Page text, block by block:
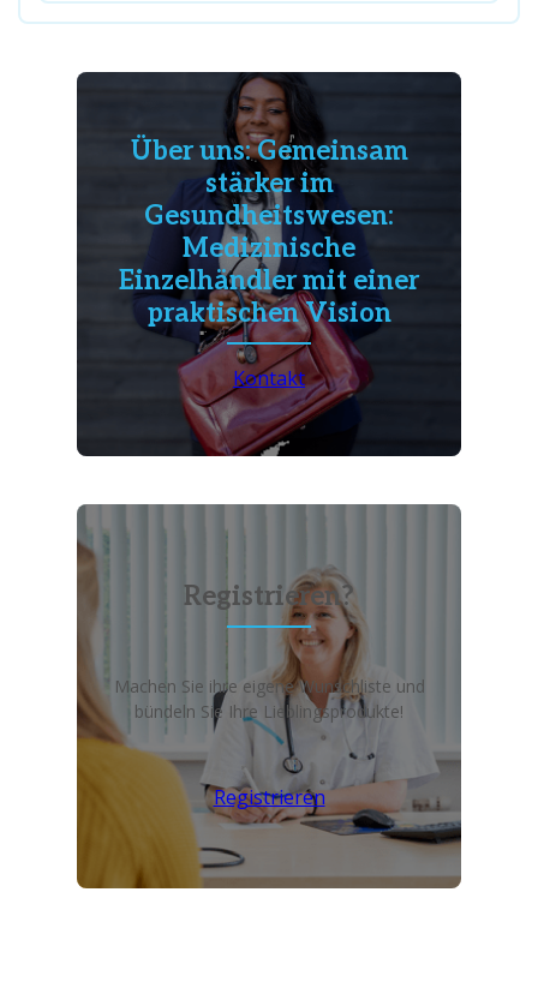
Über uns: Gemeinsam
stärker im
Gesundheitswesen:
Medizinische
Einzelhändler mit einer
praktischen Vision
Kontakt
Registrieren?
Machen Sie ihre eigene Wunschliste und
bündeln Sie Ihre Lieblingsprodukte!
Registrieren